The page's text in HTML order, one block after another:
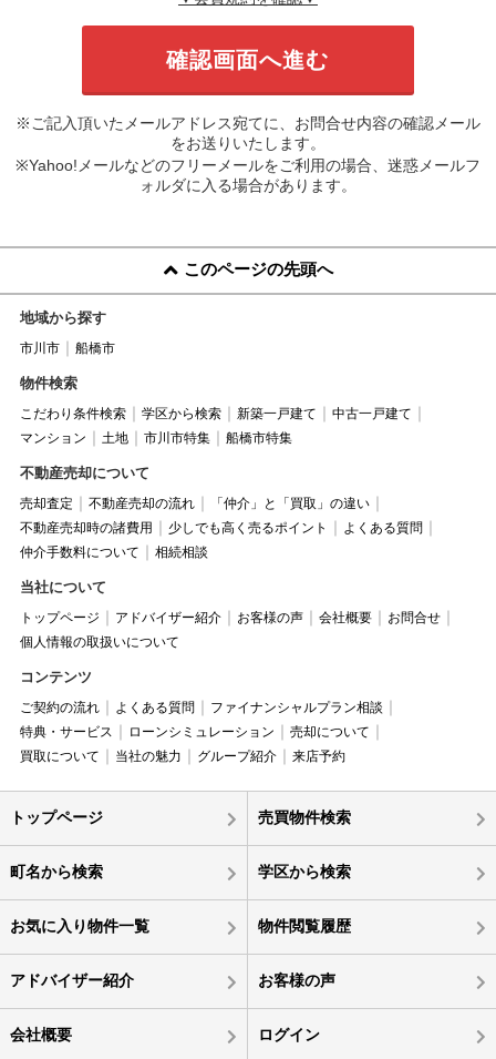
※ご記入頂いたメールアドレス宛てに、お問合せ内容の確認メール
をお送りいたします。
※Yahoo!メールなどのフリーメールをご利用の場合、迷惑メールフ
ォルダに入る場合があります。
このページの先頭へ
地域から探す
市川市 船橋市
物件検索
こだわり条件検索 学区から検索 新築一戸建て
中古一戸建て
マンション
土地 市川市特集 船橋市特集
不動産売却について
売却査定 不動産売却の流れ
「仲介」と「買取」の違い
不動産売却時の諸費用
少しでも高く売るポイント
よくある質問
仲介手数料について
相続相談
当社について
トップページ アドバイザー紹介 お客様の声 会社概要
お問合せ
個人情報の取扱いについて
コンテンツ
ご契約の流れ よくある質問
ファイナンシャルプラン相談
特典・サービス
ローンシミュレーション
売却について
買取について
当社の魅力 グループ紹介 来店予約
トップページ 売買物件検索
町名から検索 学区から検索
お気に入り物件一覧 物件閲覧履歴
アドバイザー紹介 お客様の声
会社概要 ログイン